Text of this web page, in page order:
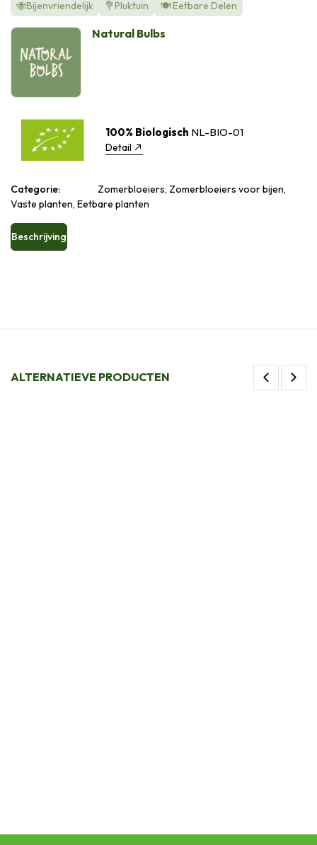
🐝Bijenvriendelijk 💐Pluktuin 🍽️ Eetbare Delen
Natural Bulbs
100% Biologisch NL-BIO-01
Detail
Categorie:
Zomerbloeiers, Zomerbloeiers voor bijen,
Vaste planten, Eetbare planten
Beschrijving
ALTERNATIEVE PRODUCTEN